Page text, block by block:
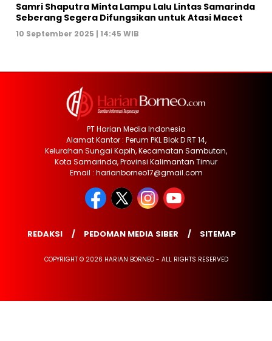
Samri Shaputra Minta Lampu Lalu Lintas Samarinda
Seberang Segera Difungsikan untuk Atasi Macet
10 September 2025 | 14:45 WIB
PT Harian Media Indonesia
Alamat Kantor : Perum PKL Blok D RT 14,
Kelurahan Sungai Kapih, Kecamatan Sambutan,
Kota Samarinda, Provinsi Kalimantan Timur
Email : harianborneo17@gmail.com
REDAKSI PEDOMAN MEDIA SIBER SITEMAP
COPYRIGHT © 2026 HARIAN BORNEO - ALL RIGHTS RESERVED